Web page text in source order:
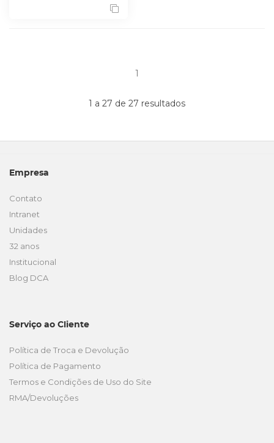
1
1 a 27 de 27 resultados
Empresa
Contato
Intranet
Unidades
32 anos
Institucional
Blog DCA
Serviço ao Cliente
Política de Troca e Devolução
Política de Pagamento
Termos e Condições de Uso do Site
RMA/Devoluções